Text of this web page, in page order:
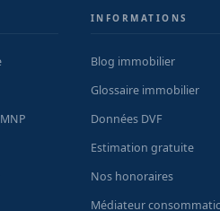
INFORMATIONS
Blog immobilier
Glossaire immobilier
Données DVF
Estimation gratuite
Nos honoraires
Médiateur